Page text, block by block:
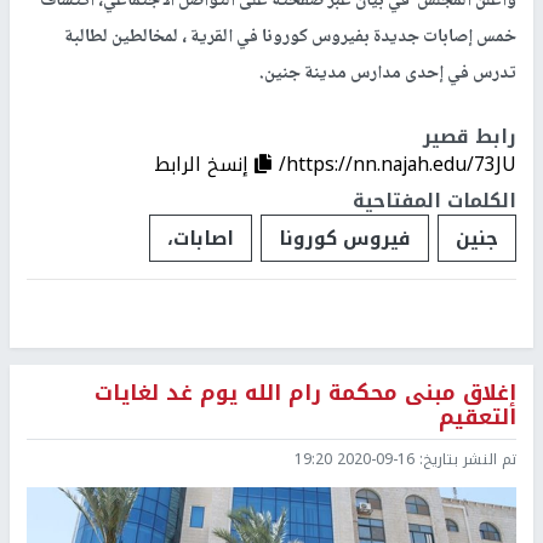
خمس إصابات جديدة بفيروس كورونا في القرية ، لمخالطين لطالبة
تدرس في إحدى مدارس مدينة جنين.
رابط قصير
https://nn.najah.edu/73JU/
إنسخ الرابط
الكلمات المفتاحية
جنين
فيروس كورونا اصابات،
إغلاق مبنى محكمة رام الله يوم غد لغايات
التعقيم
تم النشر بتاريخ: 2020-09-16 19:20